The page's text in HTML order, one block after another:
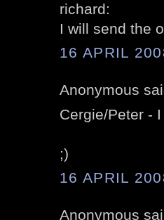
richard:
I will send the
16 APRIL
Anonymous
Cergie/Peter -
;)
16 APRIL
Anonymous